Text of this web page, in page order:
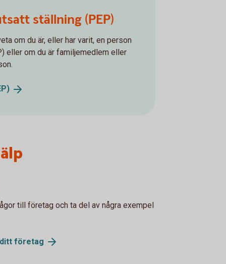
ställning (PEP)
om du är, eller har varit, en person
eller om du är familjemedlem eller
till företag och ta del av några exempel
företag